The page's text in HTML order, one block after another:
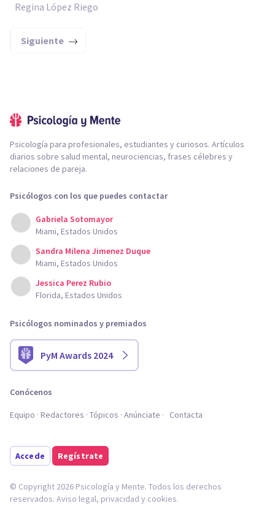
Regina López Riego
Siguiente
Psicología para profesionales, estudiantes y curiosos. Artículos
diarios sobre salud mental, neurociencias, frases célebres y
relaciones de pareja.
Psicólogos con los que puedes contactar
Gabriela Sotomayor
Miami, Estados Unidos
Sandra Milena Jimenez Duque
Miami, Estados Unidos
Jessica Perez Rubio
Florida, Estados Unidos
Psicólogos nominados y premiados
PyM Awards 2024
Conócenos
Equipo Redactores Tópicos Anúnciate Contacta
Accede Regístrate
© Copyright 2026 Psicología y Mente. Todos los derechos
reservados. Aviso legal, privacidad y cookies.